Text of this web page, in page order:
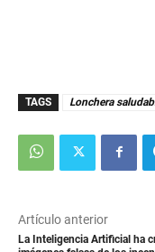
TAGS Lonchera
Artículo anterior
La Inteligencia Artificial ha